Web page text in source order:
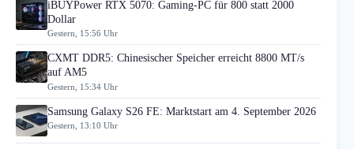
iBUYPower RTX 5070: Gaming-PC für 800 statt 2000
Dollar
Gestern, 15:56 Uhr
CXMT DDR5: Chinesischer Speicher erreicht 8800 MT/s
auf AM5
Gestern, 15:34 Uhr
Samsung Galaxy S26 FE: Marktstart am 4. September 2026
Gestern, 13:10 Uhr